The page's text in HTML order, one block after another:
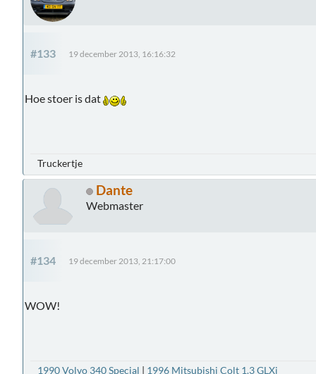
#133 19 december 2013, 16:16:32
Hoe stoer is dat
Truckertje
Dante
Webmaster
#134 19 december 2013, 21:17:00
WOW!
1990 Volvo 340 Special | 1996 Mitsubishi Colt 1.3 GLXi